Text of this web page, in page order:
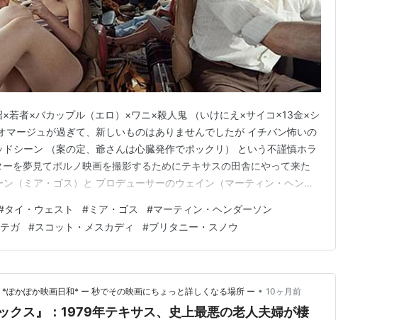
×若者×バカップル（エロ）×ワニ×殺人鬼 （いけにえ×サイコ×13金×シ
マージュが過ぎて、新しいものはありませんでしたが イチバン怖いの
ドシーン （案の定、爺さんは心臓発作でポックリ） という不謹慎ホラ
を夢見てポルノ映画を撮影するためにテキサスの田舎にやって来た
（ミア・ゴス）と プロデューサーのウェイン（マーティン・ヘンダ
りのAV男優ジャクソン（スコット・メスカディ）と 相手役で時々彼女
（ブリタニー・スノ…
タイ・ウェスト #ミア・ゴス #マーティン・ヘンダーソン
ガ #スコット・メスカディ #ブリタニー・スノウ
*ぽかぽか映画日和* ー 秒でその映画にちょっと詳しくなる場所 ー • 10ヶ月前
クス』：1979年テキサス、史上最悪の老人夫婦が棲